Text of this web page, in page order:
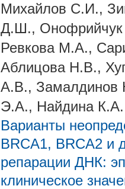
Михайлов С.И.,
Д.Ш.,
Ревкова М.А.,
Аблицова Н.В.,
А.В., Замалдинов
Э.А., Найдина К.А.
Варианты
BRCA1, BRCA2 и
репарации ДНК:
клиническое